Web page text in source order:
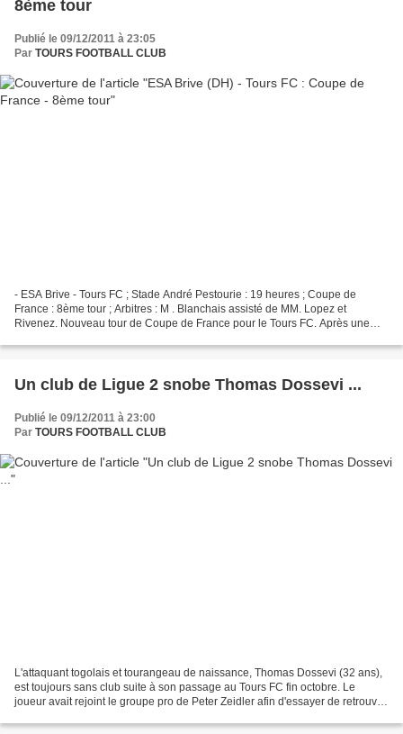
8ème tour
Publié le 09/12/2011 à 23:05
Par TOURS FOOTBALL CLUB
- ESA Brive - Tours FC ; Stade André Pestourie : 19 heures ; Coupe de
France : 8ème tour ; Arbitres : M . Blanchais assisté de MM. Lopez et
Rivenez. Nouveau tour de Coupe de France pour le Tours FC. Après une
Un club de Ligue 2 snobe Thomas Dossevi ...
Publié le 09/12/2011 à 23:00
Par TOURS FOOTBALL CLUB
L'attaquant togolais et tourangeau de naissance, Thomas Dossevi (32 ans),
est toujours sans club suite à son passage au Tours FC fin octobre. Le
joueur avait rejoint le groupe pro de Peter Zeidler afin d'essayer de retrouver